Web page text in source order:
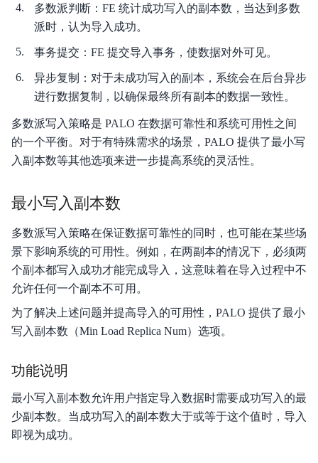
多数派判断：FE 统计成功写入的副本数，当达到多数
派时，认为导入成功。
事务提交：FE 提交导入事务，使数据对外可见。
异步复制：对于未成功写入的副本，系统会在后台异步
进行数据复制，以确保最终所有副本的数据一致性。
多数派写入策略是 PALO 在数据可靠性和系统可用性之间
的一个平衡。对于有特殊需求的场景，PALO 提供了最小写
入副本数等其他选项来进一步提高系统的灵活性。
最小写入副本数
多数派写入策略在保证数据可靠性的同时，也可能在某些场
景下影响系统的可用性。例如，在两副本的情况下，必须两
个副本都写入成功才能完成导入，这意味着在导入过程中不
允许任何一个副本不可用。
为了解决上述问题并提高导入的可用性，PALO 提供了最小
写入副本数（Min Load Replica Num）选项。
功能说明
最小写入副本数允许用户指定导入数据时需要成功写入的最
少副本数。当成功写入的副本数大于或等于这个值时，导入
即视为成功。